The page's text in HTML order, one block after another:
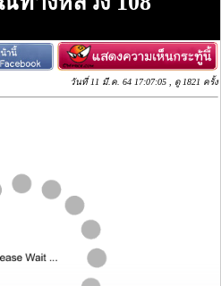
วันที่ 11 มี.ค. 64 17:07:05 , ดู 1821 ครั้ง